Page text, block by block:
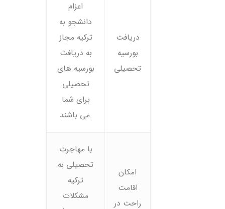
اعزام
دانشجو به
ترکیه مجاز
به دریافت
بورسیه های
تحصیلی
برای شما
می باشند.
دریافت
بورسیه
تحصیلی
با مهاجرت
تحصیلی به
ترکیه
مشکلات
امکان
اقامت
راحت در